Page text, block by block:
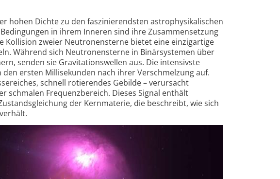
hohen Dichte zu den faszinierendsten astrophysikalischen
in ihrem Inneren sind ihre Zusammensetzung
Kollision zweier Neutronensterne bietet eine einzigartige
Während sich Neutronensterne in Binärsystemen über
senden sie Gravitationswellen aus. Die intensivste
ersten Millisekunden nach ihrer Verschmelzung auf.
schnell rotierendes Gebilde – verursacht
schmalen Frequenzbereich. Dieses Signal enthält
der Kernmaterie, die beschreibt, wie sich